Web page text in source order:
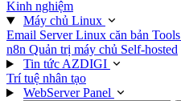
Kinh nghiệm
Máy chủ Linux
Email ServerLinux căn bản Tools
n8n Quản trị máy chủ Self-hosted
Tin tức AZDIGI
Trí tuệ nhân tạo
WebServer Panel